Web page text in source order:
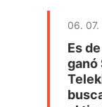
06. 07.
Es
ganó